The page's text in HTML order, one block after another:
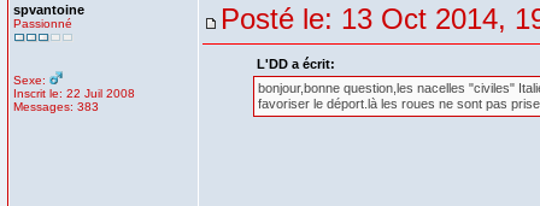
spvantoine
Passionné
Sexe:
Inscrit le: 22 Juil 2008
Messages: 383
Posté le: 13 Oct 2014,
L'DD a écrit:
bonjour,bonne question,les nacelles "civiles"
favoriser le déport.là les roues ne sont pas